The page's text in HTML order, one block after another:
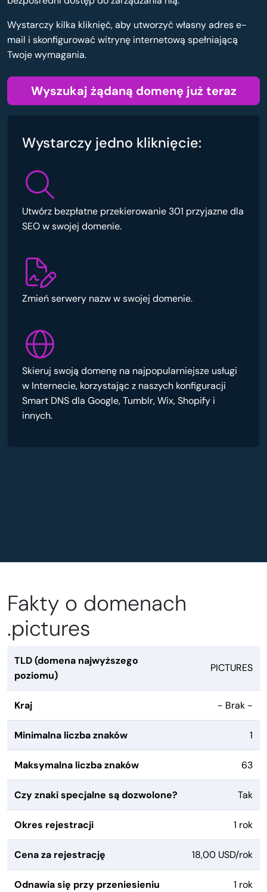
Wystarczy kilka kliknięć, aby utworzyć własny adres e-
mail i skonfigurować witrynę internetową spełniającą
Twoje wymagania.
Wyszukaj żądaną domenę już teraz
Wystarczy jedno kliknięcie:
Utwórz bezpłatne przekierowanie 301 przyjazne dla
SEO w swojej domenie.
Zmień serwery nazw w swojej domenie.
Skieruj swoją domenę na najpopularniejsze usługi
w Internecie, korzystając z naszych konfiguracji
Smart DNS dla Google, Tumblr, Wix, Shopify i
innych.
Fakty o domenach
.pictures
TLD (domena najwyższego
poziomu)
PICTURES
Kraj - Brak -
Minimalna liczba znaków 1
Maksymalna liczba znaków 63
Czy znaki specjalne są dozwolone? Tak
Okres rejestracji 1 rok
Cena za rejestrację 18,00 USD/rok
Odnawia się przy przeniesieniu 1 rok